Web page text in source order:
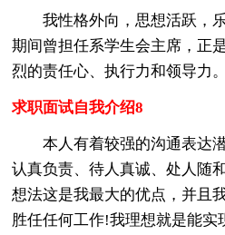
我性格外向，思想活跃，
期间曾担任系学生会主席，正
烈的责任心、执行力和领导力。
求职面试自我介绍8
本人有着较强的沟通表达
认真负责、待人真诚、处人随
想法这是我最大的优点，并且
胜任任何工作!我理想就是能实